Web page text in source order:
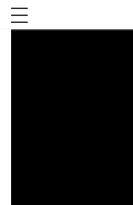
toggle navigation